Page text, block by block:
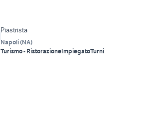
Piastrista
Napoli(NA)
Turismo - RistorazioneImpiegatoTurni